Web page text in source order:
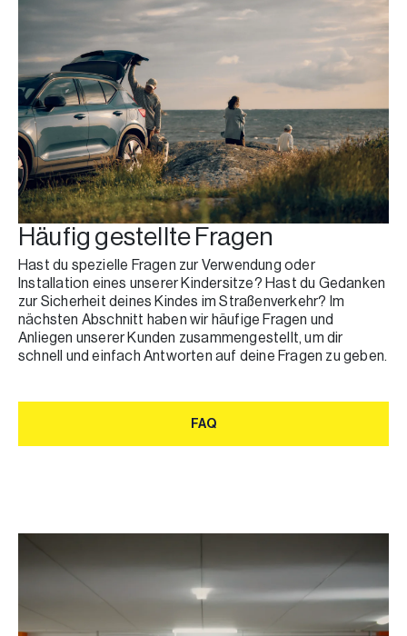
Häufig gestellte Fragen
Hast du spezielle Fragen zur Verwendung oder
Installation eines unserer Kindersitze? Hast du Gedanken
zur Sicherheit deines Kindes im Straßenverkehr? Im
nächsten Abschnitt haben wir häufige Fragen und
Anliegen unserer Kunden zusammengestellt, um dir
schnell und einfach Antworten auf deine Fragen zu geben.
FAQ